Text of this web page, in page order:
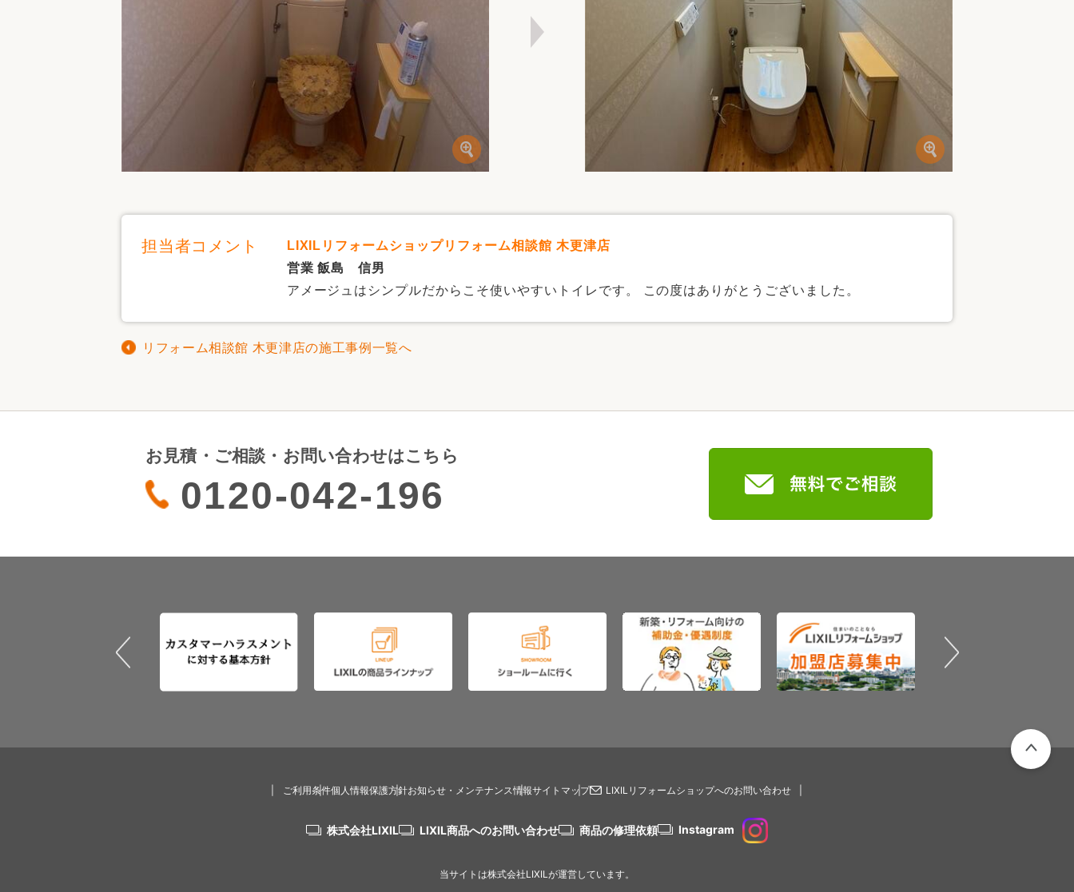
担当者コメント
LIXILリフォームショップリフォーム相談館 木更津店
営業 飯島 信男
アメージュはシンプルだからこそ使いやすいトイレです。 この度はありがとうございました。
リフォーム相談館 木更津店の施工事例一覧へ
お見積・ご相談・お問い合わせはこちら
0120-042-196
ご利用条件個人情報保護方針お知らせ・メンテナンス情報サイトマップ LIXILリフォームショップへのお問い合わせ
株式会社LIXIL LIXIL商品へのお問い合わせ 商品の修理依頼 Instagram
当サイトは株式会社LIXILが運営しています。